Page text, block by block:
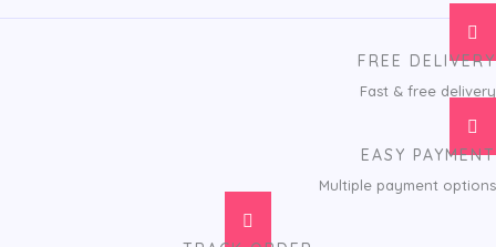
FREE DELIVERY
Fast & free delivery
EASY PAYMENT
Multiple payment options